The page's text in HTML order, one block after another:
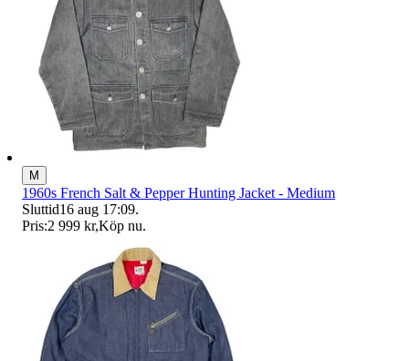
M
1960s French Salt & Pepper Hunting Jacket - Medium
Sluttid16 aug 17:09.
Pris:2 999 kr,Köp nu.